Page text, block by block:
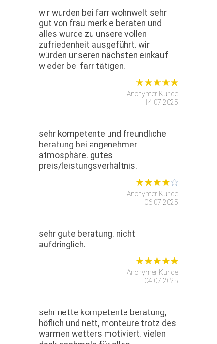
wir wurden bei farr wohnwelt sehr
gut von frau merkle beraten und
alles wurde zu unsere vollen
zufriedenheit ausgeführt. wir
würden unseren nächsten einkauf
wieder bei farr tätigen.
Anonymer Kunde
14.07.2025
sehr kompetente und freundliche
beratung bei angenehmer
atmosphäre. gutes
preis/leistungsverhältnis.
Anonymer Kunde
06.07.2025
sehr gute beratung. nicht
aufdringlich.
Anonymer Kunde
04.07.2025
sehr nette kompetente beratung,
höflich und nett, monteure trotz des
warmen wetters motiviert. vielen